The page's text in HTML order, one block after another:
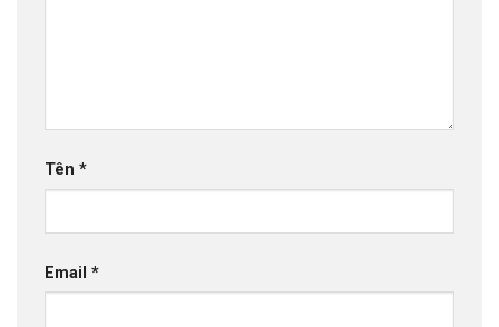
Tên *
Email *